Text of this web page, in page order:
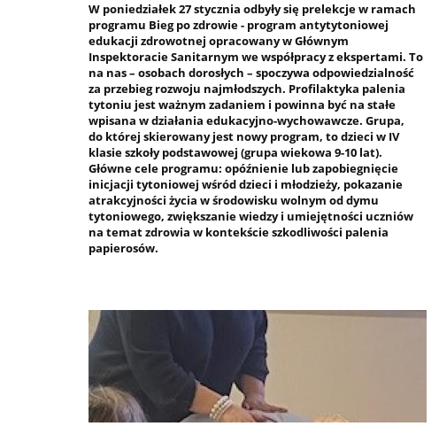
W poniedziałek 27 stycznia odbyły się prelekcje w ramach
programu Bieg po zdrowie - program antytytoniowej
edukacji zdrowotnej opracowany w Głównym
Inspektoracie Sanitarnym we współpracy z ekspertami. To
na nas – osobach dorosłych – spoczywa odpowiedzialność
za przebieg rozwoju najmłodszych. Profilaktyka palenia
tytoniu jest ważnym zadaniem i powinna być na stałe
wpisana w działania edukacyjno-wychowawcze. Grupa,
do której skierowany jest nowy program, to dzieci w IV
klasie szkoły podstawowej (grupa wiekowa 9-10 lat).
Główne cele programu: opóźnienie lub zapobiegnięcie
inicjacji tytoniowej wśród dzieci i młodzieży, pokazanie
atrakcyjności życia w środowisku wolnym od dymu
tytoniowego, zwiększanie wiedzy i umiejętności uczniów
na temat zdrowia w kontekście szkodliwości palenia
papierosów.